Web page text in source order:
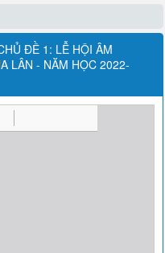
ĐỀ 1: LỄ HỘI ÂM
LÂN - NĂM HỌC 2022-